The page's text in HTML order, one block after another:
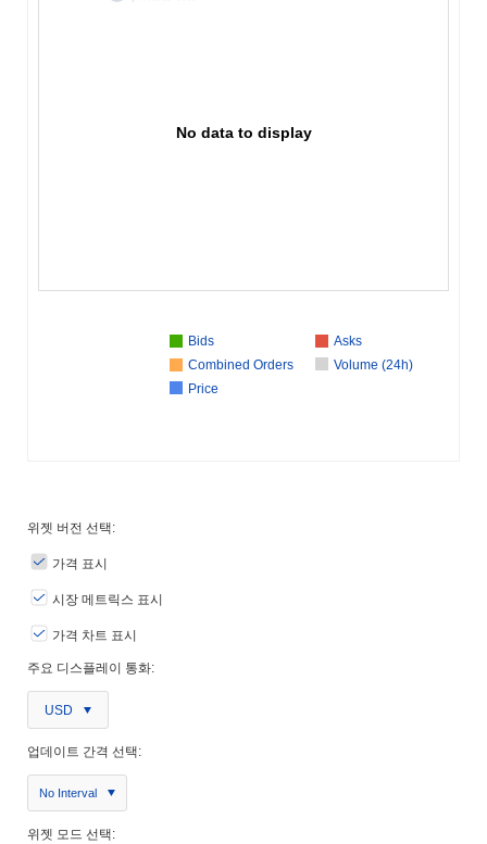
No data to display
Bids
Asks
Combined Orders
Volume (24h)
Price
위젯 버전 선택:
가격 표시
시장 메트릭스 표시
가격 차트 표시
주요 디스플레이 통화:
USD
업데이트 간격 선택:
No Interval
위젯 모드 선택: